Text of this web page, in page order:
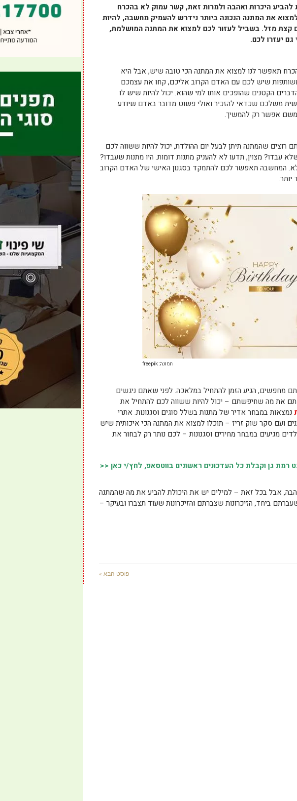
להביע היכרות ואהבה ולמרות זאת, קשר עמוק לא בהכרח
את המתנה הנכונה ביותר נידרש להעמיק מחשבה, להיות
קצת מזל. בשביל לעזור לכם למצוא את המתנה המושלמת,
גם יעזרו לכם.
תאפשר לנו למצוא את המתנה הכי טובה שיש, אבל היא
משותפות שיש לכם עם האדם הקרוב אליכם, קחו את עצמכם
הקטנים שהופכים אותו למי שהוא. יכול להיות שיש לו
משלכם שכדאי להזכיר ואולי פשוט מדובר באדם שיודע
ומשם אפשר רק להמשיך.
רוצים שהמתנה תיתן לבעל יום ההולדת, יכול להיות ששווה לכם
עבדו? מצוין, תדעו לא להעניק מתנות דומות. היו מתנות שעבדו?
לא. המחשבה תאפשר לכם להתמקד בסגנון האישי של האדם הקרוב
תמונה: freepik
מחפשים, הגיע הזמן להתחיל במלאכה. לפני שאתם ניגשים
את מה שחיפשתם – יכול להיות ששווה לכם להתחיל את
נמצאות במבחר אדיר של מתנות בשלל סוגים וסגנונות. אתרי
ועם סקר שוק זריז – תוכלו למצוא את המתנה הכי איכותית שיש
מגיעים במבחר מחירים וסגנונות – לכם נותר רק לבחור את
גן וקבלת כל העדכונים ראשונים בווטסאפ, לחץ/י כאן <<
אבל בכל זאת – למילים יש את היכולת להביע את מה שהמתנה
ביחד, הזיכרונות שצברתם והזיכרונות שעוד תצברו ובעיקר –
פוסט הבא »